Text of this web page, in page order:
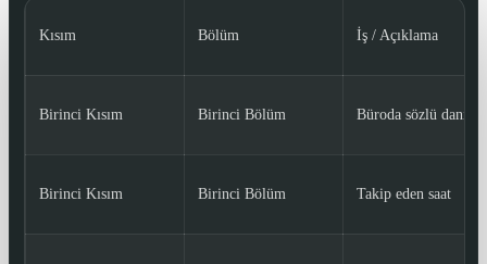
Kısım Bölüm İş / Açıklama
Birinci Kısım Birinci Bölüm Büroda sözlü
Birinci Kısım Birinci Bölüm Takip eden saat